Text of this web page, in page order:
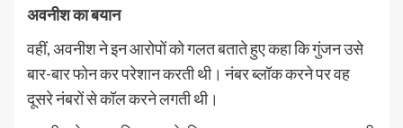
अवनीश का बयान
वहीं, अवनीश ने इन आरोपों को गलत बताते हुए कहा कि गुंजन उसे
बार-बार फोन कर परेशान करती थी। नंबर ब्लॉक करने पर वह
दूसरे नंबरों से कॉल करने लगती थी।